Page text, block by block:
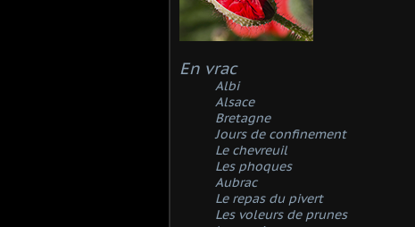
En vrac
Albi
Alsace
Bretagne
Jours de confinement
Le chevreuil
Les phoques
Aubrac
Le repas du pivert
Les voleurs de prunes